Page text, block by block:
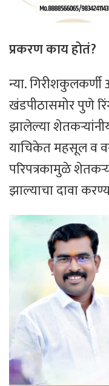
प्रकरण काय होतं?
न्या.
खंडपीठासमोर पुणे
झालेल्या
याचिकेत महसूल व
परिपत्रकामुळे
झाल्याचा दावा